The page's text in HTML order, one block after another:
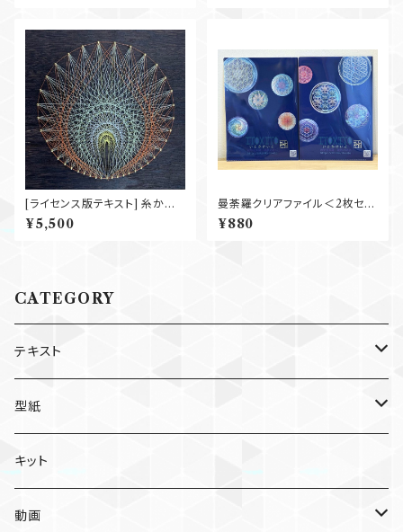
[ライセンス版テキスト] 糸かけ
ベーシック 『灯り』
¥5,500
曼荼羅クリアファイル＜2枚セッ
ト＞
¥880
CATEGORY
テキスト
個人利用版
個別
セット
ライセンス版
個別
型紙
個人利用版
個別
ライセンス版
キット
動画